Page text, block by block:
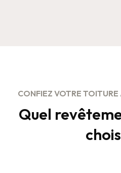
CONFIEZ VOTRE TOITURE
Quel